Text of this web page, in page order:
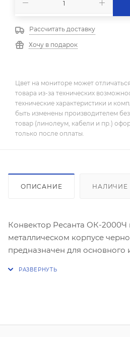
Рассчитать доставку
Хочу в подарок
Цвет на мониторе может
товара из-за технических
технические характеристики и
быть изменены производителем
товар (линолеум, кабели и пр.)
только после оплаты.
ОПИСАНИЕ НАЛИЧИЕ
Конвектор Ресанта ОК-2000Ч
металлическом корпусе
предназначен для основного